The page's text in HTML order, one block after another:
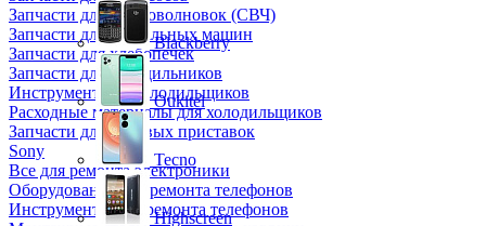
Запчасти для микроволновок (СВЧ)
Запчасти для стиральных машин
Запчасти для хлебопечек
Запчасти для холодильников
Инструмент для холодильщиков
Расходные материалы для холодильщиков
Запчасти для игровых приставок
Sony
Все для ремонта электроники
Оборудование для ремонта телефонов
Инструменты для ремонта телефонов
Blackberry
Oukitel
Tecno
Highscreen